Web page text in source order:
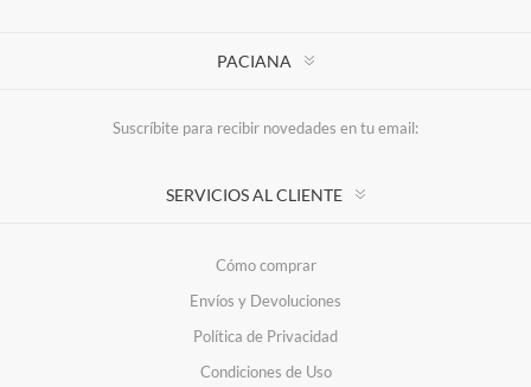
PACIANA
Suscríbite para recibir novedades en tu email:
SERVICIOS AL CLIENTE
Cómo comprar
Envíos y Devoluciones
Política de Privacidad
Condiciones de Uso